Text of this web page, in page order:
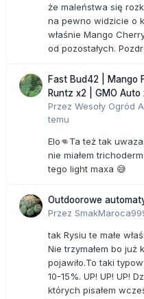
że maleństwa się
na pewno widzicie o
właśnie Mango
od pozostałych.
Fast Bud42 | Mango
Runtz x2 | GMO Auto
Przez Wesoły Ogród
temu
Elo👊Ta też tak
nie miałem
tego light maxa 😅
Outdoorowe
Przez
tak Rysiu te małe
Nie trzymałem bo już
pojawiło.To taki
10-15%. UP! UP! UP!
których pisałem